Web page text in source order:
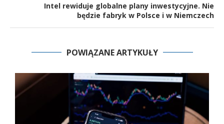
Intel rewiduje globalne plany inwestycyjne. Nie
będzie fabryk w Polsce i w Niemczech
POWIĄZANE ARTYKUŁY